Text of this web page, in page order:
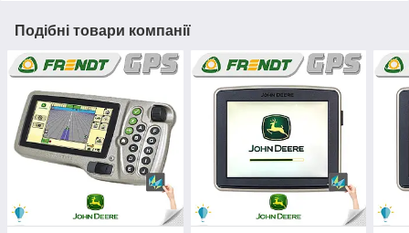
Подібні товари компанії